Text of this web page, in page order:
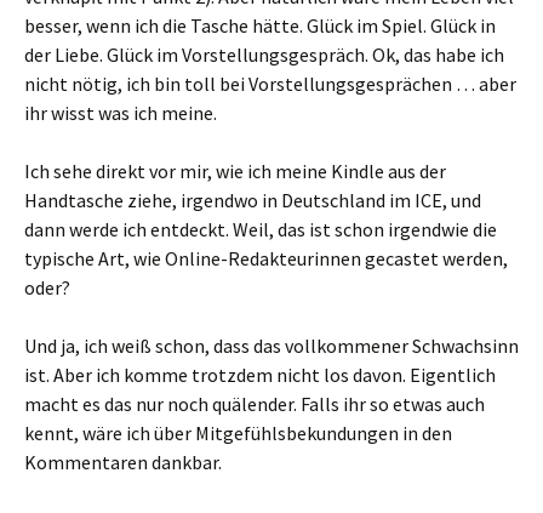
besser, wenn ich die Tasche hätte. Glück im Spiel. Glück in
der Liebe. Glück im Vorstellungsgespräch. Ok, das habe ich
nicht nötig, ich bin toll bei Vorstellungsgesprächen … aber
ihr wisst was ich meine.
Ich sehe direkt vor mir, wie ich meine Kindle aus der
Handtasche ziehe, irgendwo in Deutschland im ICE, und
dann werde ich entdeckt. Weil, das ist schon irgendwie die
typische Art, wie Online-Redakteurinnen gecastet werden,
oder?
Und ja, ich weiß schon, dass das vollkommener Schwachsinn
ist. Aber ich komme trotzdem nicht los davon. Eigentlich
macht es das nur noch quälender. Falls ihr so etwas auch
kennt, wäre ich über Mitgefühlsbekundungen in den
Kommentaren dankbar.